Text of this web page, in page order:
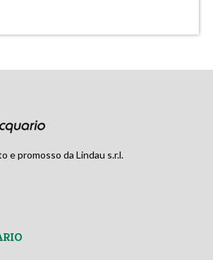
e promosso da Lindau s.r.l.